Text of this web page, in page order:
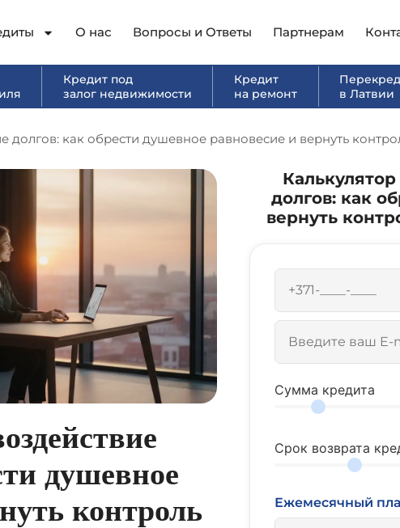
О нас Вопросы и Ответы Партнерам
Кредит под
залог недвижимости
Кредит
на ремонт
в Латвии
долгов: как обрести душевное равновесие и вернуть
душевное
контроль
долгов: как
вернуть
Сумма кредита
Срок возврата
Ежемесячный